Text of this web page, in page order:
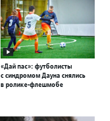
«Дай пас»: футболисты
с синдромом Дауна снялись
в ролике-флешмобе